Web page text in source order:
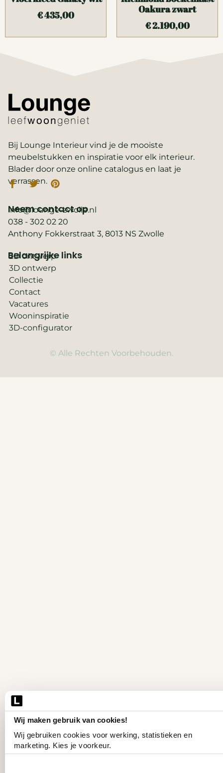
Wij maken gebruik van cookies!
Wij gebruiken cookies voor werking, statistieken en
marketing. Kies je voorkeur.
€435,00
Oakura zwart
€2.190,00
Bij Lounge Interieur vind je de mooiste
meubelstukken en inspiratie voor elk interieur.
Blader door onze online catalogus en laat je
verrassen.
Belangrijke links
2D ontwerp
3D ontwerp
Collectie
Contact
Vacatures
Wooninspiratie
3D-configurator
Neem contact op
info@lounge-zwolle.nl
038 - 302 02 20
Anthony Fokkerstraat 3, 8013 NS Zwolle
© Alle Rechten Voorbehouden.